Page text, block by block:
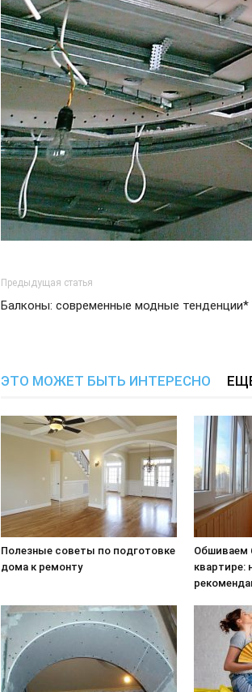
Предыдущая статья
Балконы: современные модные тенденции*
ЭТО МОЖЕТ БЫТЬ ИНТЕРЕСНО
Полезные советы по подготовке
дома к ремонту
Обшиваем
квартире: